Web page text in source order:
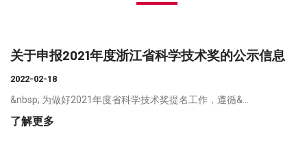
关于申报2021年度浙江省科学技术奖的公示信息
2022-02-18
&nbsp; 为做好2021年度省科学技术奖提名工作，遵循&...
了解更多